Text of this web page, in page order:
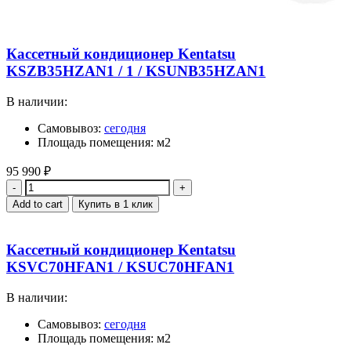
Кассетный кондиционер Kentatsu
KSZB35HZAN1 / 1 / KSUNB35HZAN1
В наличии:
Самовывоз: сегодня
Площадь помещения: м2
95 990 ₽
Quantity
Add to cart Купить в 1 клик
Кассетный кондиционер Kentatsu
KSVC70HFAN1 / KSUC70HFAN1
В наличии:
Самовывоз: сегодня
Площадь помещения: м2